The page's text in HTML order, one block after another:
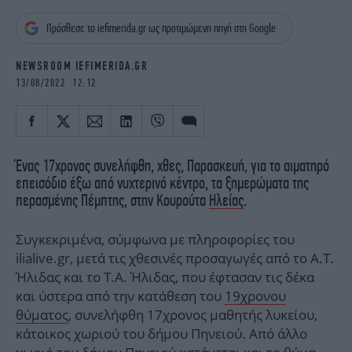
OSCARS
THE OCEAN
Πρόσθεσε το iefimerida.gr ως προτιμώμενη πηγή στη Google
NEWSROOM IEFIMERIDA.GR
13/08/2022 12:12
Ένας 17χρονος συνελήφθη, χθες, Παρασκευή, για το αιματηρό
επεισόδιο έξω από νυχτερινό κέντρο, τα ξημερώματα της
περασμένης Πέμπτης, στην Κουρούτα Ηλείας.
Συγκεκριμένα, σύμφωνα με πληροφορίες του
ilialive.gr, μετά τις χθεσινές προσαγωγές από το Α.Τ.
Ήλιδας και το Τ.Α. Ήλιδας, που έφτασαν τις δέκα
και ύστερα από την κατάθεση του 19χρονου
θύματος, συνελήφθη 17χρονος μαθητής λυκείου,
κάτοικος χωριού του δήμου Πηνειού. Από άλλο